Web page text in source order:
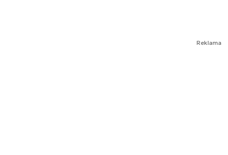
Reklama